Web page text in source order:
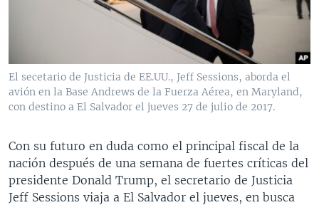
ENTRETENIMIENTO Y CULTURA
TECNOLOGÍA
DEPORTES
FOTOGRAFÍA
AUDIOS
EL MUNDO AL DÍA
FORO INTERAMERICANO
LAS CLAVES
PANORAMA
RADIO
AVANCE INFORMATIVO
BUENOS DÍAS AMÉRICA
ESTADOS UNIDOS AL DÍA
EL MUNDO AL DÍA [RADIO]
DIRECT
Learning English
SÍGANOS
El secetario de Justicia de EE.UU., Jeff Sessions, aborda el
avión en la Base Andrews de la Fuerza Aérea, en Maryland,
con destino a El Salvador el jueves 27 de julio de 2017.
Con su futuro en duda como el principal fiscal de la
nación después de una semana de fuertes críticas del
presidente Donald Trump, el secretario de Justicia
Jeff Sessions viaja a El Salvador el jueves, en busca